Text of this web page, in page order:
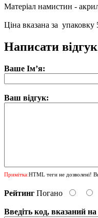
Матеріал намистин -
Ціна вказана за
Написати відгук
Ваше Ім’я:
Ваш відгук:
Примітка:HTML теги не дозволені!
Рейтинг Погано
Введіть код, вказаний